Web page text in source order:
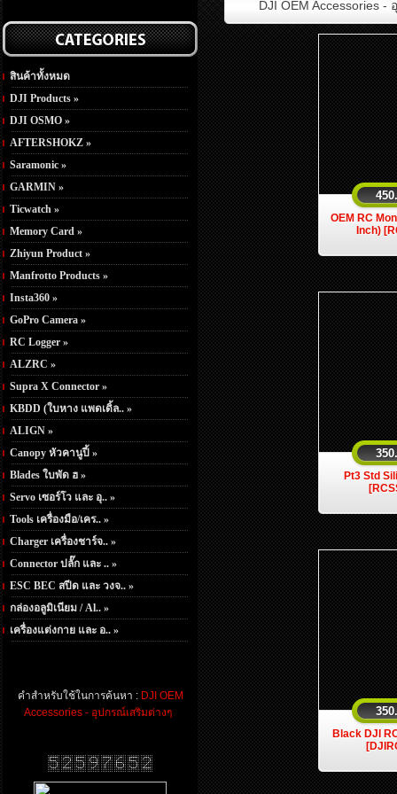
สินค้าทั้งหมด
DJI Products »
DJI OSMO »
AFTERSHOKZ »
Saramonic »
GARMIN »
Ticwatch »
Memory Card »
Zhiyun Product »
Manfrotto Products »
Insta360 »
GoPro Camera »
RC Logger »
ALZRC »
Supra X Connector »
KBDD (ใบหาง แพดเดิ้ล.. »
ALIGN »
Canopy หัวคานูปี้ »
Blades ใบพัด ฮ »
Servo เซอร์โว และ อุ.. »
Tools เครื่องมือ/เคร.. »
Charger เครื่องชาร์จ.. »
Connector ปลั๊ก และ .. »
ESC BEC สปีด และ วงจ.. »
กล่องอลูมิเนียม / Al.. »
เครื่องแต่งกาย และ อ.. »
คำสำหรับใช้ในการค้นหา : DJI OEM
Accessories - อุปกรณ์เสริมต่างๆ
DJI OEM Accessories
OEM RC
Inch)
Pt3 Std
Black DJI